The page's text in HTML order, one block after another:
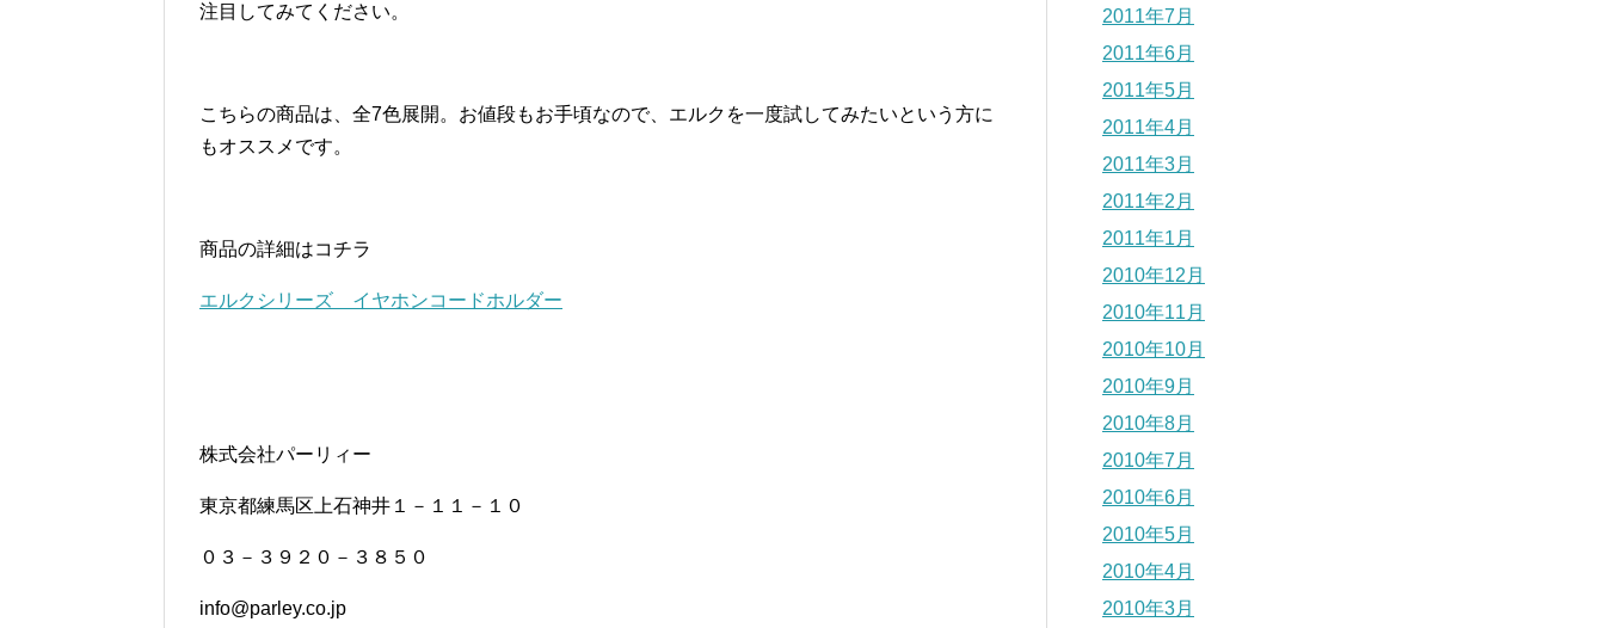
注目してみてください。
こちらの商品は、全7色展開。お値段もお手頃なので、エルクを一度試してみたいという方に
もオススメです。
商品の詳細はコチラ
エルクシリーズ イヤホンコードホルダー
株式会社パーリィー
東京都練馬区上石神井１－１１－１０
０３－３９２０－３８５０
info@parley.co.jp
2011年7月
2011年6月
2011年5月
2011年4月
2011年3月
2011年2月
2011年1月
2010年12月
2010年11月
2010年10月
2010年9月
2010年8月
2010年7月
2010年6月
2010年5月
2010年4月
2010年3月